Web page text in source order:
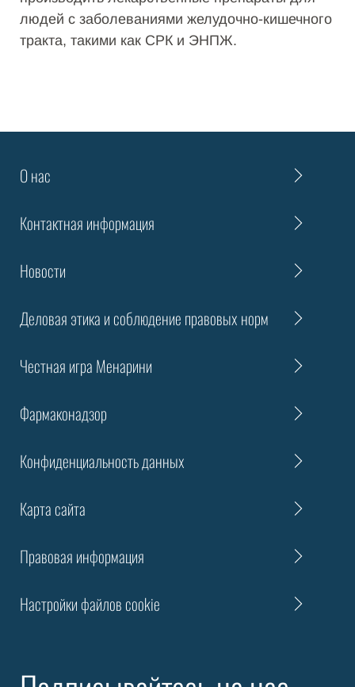
людей с заболеваниями желудочно-кишечного
тракта, такими как СРК и ЭНПЖ.
О нас
Контактная информация
Новости
Деловая этика и соблюдение правовых норм
Честная игра Менарини
Фармаконадзор
Конфиденциальность данных
Карта сайта
Правовая информация
Настройки файлов cookie